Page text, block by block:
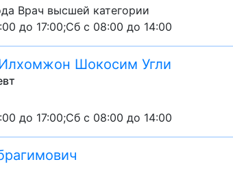
Врач высшей категории
до 17:00;Сб с 08:00 до 14:00
Шокосим Угли
до 17:00;Сб с 08:00 до 14:00